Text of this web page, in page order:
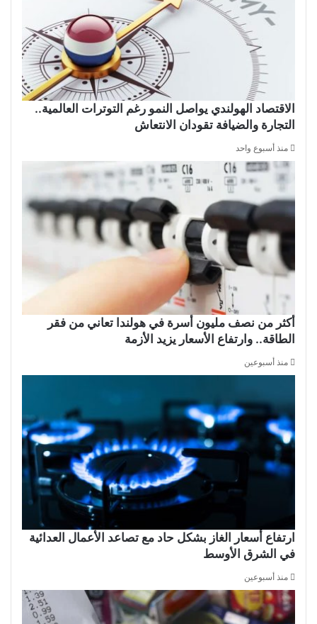
الاقتصاد الهولندي يواصل النمو رغم التوترات العالمية..
التجارة والضيافة تقودان الانتعاش
منذ أسبوع واحد
أكثر من نصف مليون أسرة في هولندا تعاني من فقر
الطاقة.. وارتفاع الأسعار يزيد الأزمة
منذ أسبوعين
ارتفاع أسعار الغاز بشكل حاد مع تصاعد الأعمال العدائية
في الشرق الأوسط
منذ أسبوعين